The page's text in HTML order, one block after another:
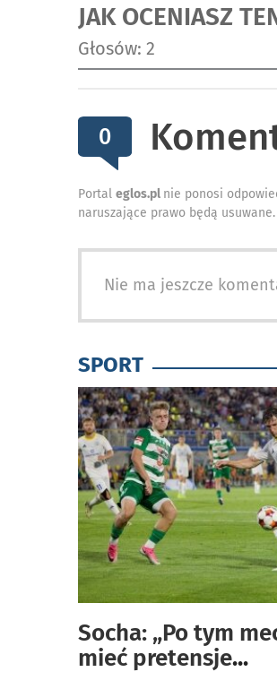
JAK OCENIASZ
Głosów: 2
0
Portal eglos.pl nie ponosi
naruszające prawo będą
Nie ma jeszcze
SPORT
Socha: „Po tym
mieć pretensje...